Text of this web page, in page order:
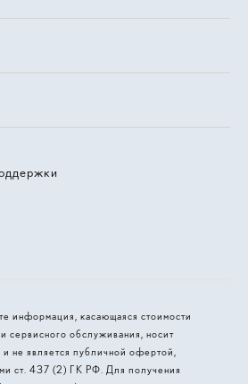
информация, касающаяся стоимости
сервисного обслуживания, носит
не является публичной офертой,
ст. 437 (2) ГК РФ. Для получения